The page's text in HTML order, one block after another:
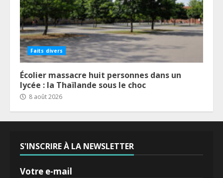
Faits divers
Écolier massacre huit personnes dans un
lycée : la Thaïlande sous le choc
8 août 2026
S'INSCRIRE À LA NEWSLETTER
Votre e-mail